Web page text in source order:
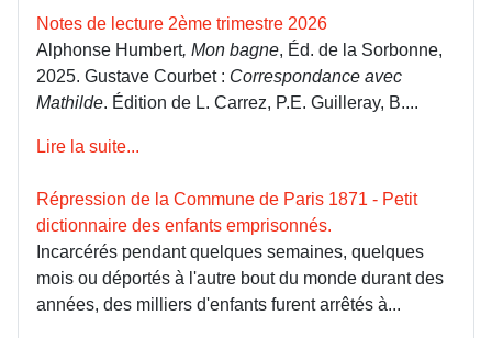
Notes de lecture 2ème trimestre 2026
Alphonse Humbert, Mon bagne, Éd. de la Sorbonne,
2025. Gustave Courbet : Correspondance avec
Mathilde. Édition de L. Carrez, P.E. Guilleray, B....
Lire la suite...
Répression de la Commune de Paris 1871 - Petit
dictionnaire des enfants emprisonnés.
Incarcérés pendant quelques semaines, quelques
mois ou déportés à l'autre bout du monde durant des
années, des milliers d'enfants furent arrêtés à...